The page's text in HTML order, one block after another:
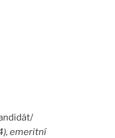
emeritní